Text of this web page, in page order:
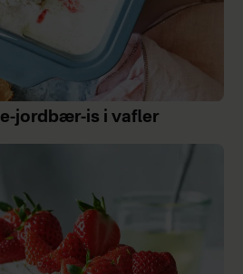
jordbær-is i vafler